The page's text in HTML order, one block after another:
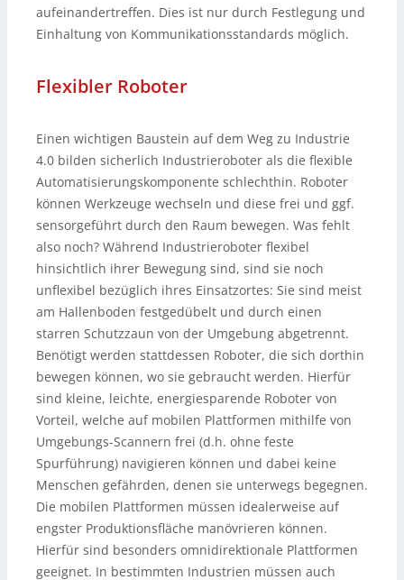
aufeinandertreffen. Dies ist nur durch Festlegung und
Einhaltung von Kommunikationsstandards möglich.
Flexibler Roboter
Einen wichtigen Baustein auf dem Weg zu Industrie
4.0 bilden sicherlich Industrieroboter als die flexible
Automatisierungskomponente schlechthin. Roboter
können Werkzeuge wechseln und diese frei und ggf.
sensorgeführt durch den Raum bewegen. Was fehlt
also noch? Während Industrieroboter flexibel
hinsichtlich ihrer Bewegung sind, sind sie noch
unflexibel bezüglich ihres Einsatzortes: Sie sind meist
am Hallenboden festgedübelt und durch einen
starren Schutzzaun von der Umgebung abgetrennt.
Benötigt werden stattdessen Roboter, die sich dorthin
bewegen können, wo sie gebraucht werden. Hierfür
sind kleine, leichte, energiesparende Roboter von
Vorteil, welche auf mobilen Plattformen mithilfe von
Umgebungs-Scannern frei (d.h. ohne feste
Spurführung) navigieren können und dabei keine
Menschen gefährden, denen sie unterwegs begegnen.
Die mobilen Plattformen müssen idealerweise auf
engster Produktionsfläche manövrieren können.
Hierfür sind besonders omnidirektionale Plattformen
geeignet. In bestimmten Industrien müssen auch